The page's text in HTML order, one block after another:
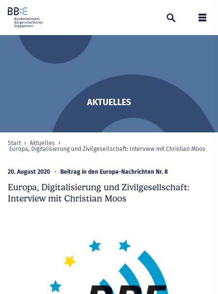
Suchen
AKTUELLES
Sie sind hier:
Start
Aktuelles
Europa, Digitalisierung und Zivilgesellschaft: Interview mit Christian Moos
20. August 2020 Beitrag in den Europa-Nachrichten Nr. 8
Europa, Digitalisierung und Zivilgesellschaft:
Interview mit Christian Moos